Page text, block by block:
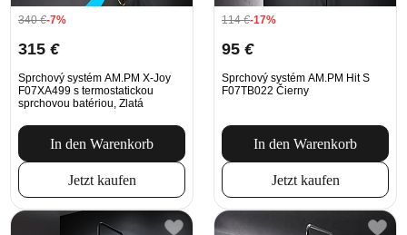
340€-7%
315 €
Sprchový systém AM.PM X-Joy
F07XA499 s termostatickou
sprchovou batériou, Zlatá
In den Warenkorb
Jetzt kaufen
114€-17%
95 €
Sprchový systém AM.PM Hit S
F07TB022 Čierny
In den Warenkorb
Jetzt kaufen